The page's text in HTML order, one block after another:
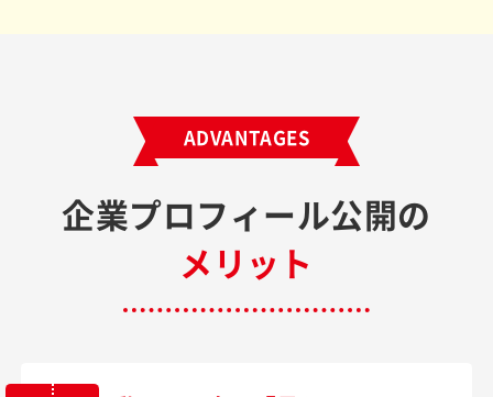
ADVANTAGES
企業プロフィール公開の
メリット